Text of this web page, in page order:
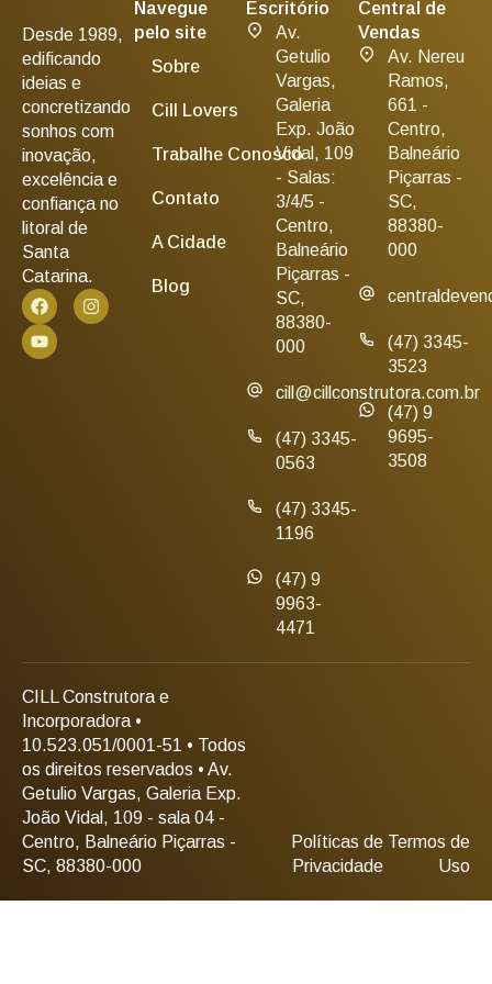
Desde 1989,
edificando
ideias e
concretizando
sonhos com
inovação,
excelência e
confiança no
litoral de
Santa
Catarina.
Navegue
pelo site
Sobre
Cill Lovers
Trabalhe Conosco
Contato
A Cidade
Blog
Escritório
Av.
Getulio
Vargas,
Galeria
Exp. João
Vidal, 109
- Salas:
3/4/5 -
Centro,
Balneário
Piçarras -
SC,
88380-
000
cill@cillconstrutora.com.br
(47) 3345-
0563
(47) 3345-
1196
(47) 9
9963-
4471
Central de
Vendas
Av. Nereu
Ramos,
661 -
Centro,
Balneário
Piçarras -
SC,
88380-
000
(47) 3345-
3523
(47) 9
9695-
3508
CILL Construtora e
Incorporadora •
10.523.051/0001-51 • Todos
os direitos reservados • Av.
Getulio Vargas, Galeria Exp.
João Vidal, 109 - sala 04 -
Centro, Balneário Piçarras -
SC, 88380-000
Políticas de
Privacidade
Termos de
Uso